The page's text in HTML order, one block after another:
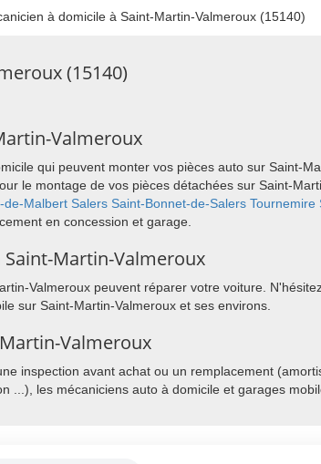
à domicile à Saint-Martin-Valmeroux (15140)
(15140)
Valmeroux
qui peuvent monter vos pièces auto sur Saint-
le montage de vos pièces détachées sur Saint-
de-Malbert Salers Saint-Bonnet-de-Salers Tournemire
en concession et garage.
Martin-Valmeroux
Valmeroux peuvent réparer votre voiture.
sur Saint-Martin-Valmeroux et ses environs.
Valmeroux
inspection avant achat ou un remplacement
...), les mécaniciens auto à domicile et garages